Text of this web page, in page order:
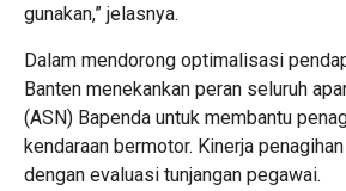
gunakan,” jelasnya.
Dalam mendorong optimalisasi
Banten menekankan peran seluruh
(ASN) Bapenda untuk membantu
kendaraan bermotor. Kinerja
dengan evaluasi tunjangan pegawai.